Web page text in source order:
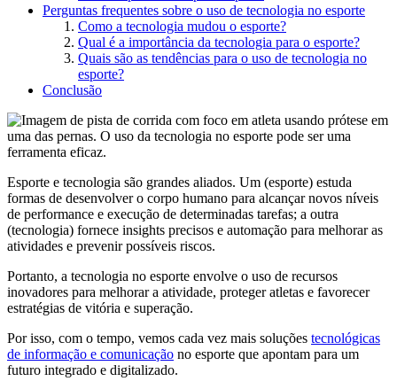
Perguntas frequentes sobre o uso de tecnologia no esporte
Como a tecnologia mudou o esporte?
Qual é a importância da tecnologia para o esporte?
Quais são as tendências para o uso de tecnologia no
esporte?
Conclusão
Esporte e tecnologia são grandes aliados. Um (esporte) estuda
formas de desenvolver o corpo humano para alcançar novos níveis
de performance e execução de determinadas tarefas; a outra
(tecnologia) fornece insights precisos e automação para melhorar as
atividades e prevenir possíveis riscos.
Portanto, a tecnologia no esporte envolve o uso de recursos
inovadores para melhorar a atividade, proteger atletas e favorecer
estratégias de vitória e superação.
Por isso, com o tempo, vemos cada vez mais soluções tecnológicas
de informação e comunicação no esporte que apontam para um
futuro integrado e digitalizado.